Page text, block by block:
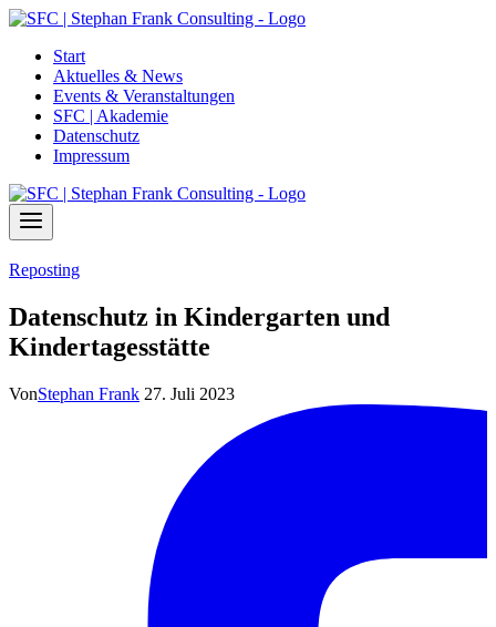
Zum
springenStart
Aktuelles & News
Events & Veranstaltungen
SFC | Akademie
Datenschutz
Impressum
Reposting
Datenschutz in Kindergarten und
Kindertagesstätte
VonStephan Frank 27. Juli 2023